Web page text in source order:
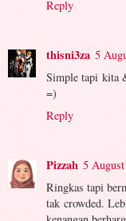
Reply
thisni3za 5
Simple tapi kita
=)
Reply
Pizzah 5
Ringkas tapi
tak crowded.